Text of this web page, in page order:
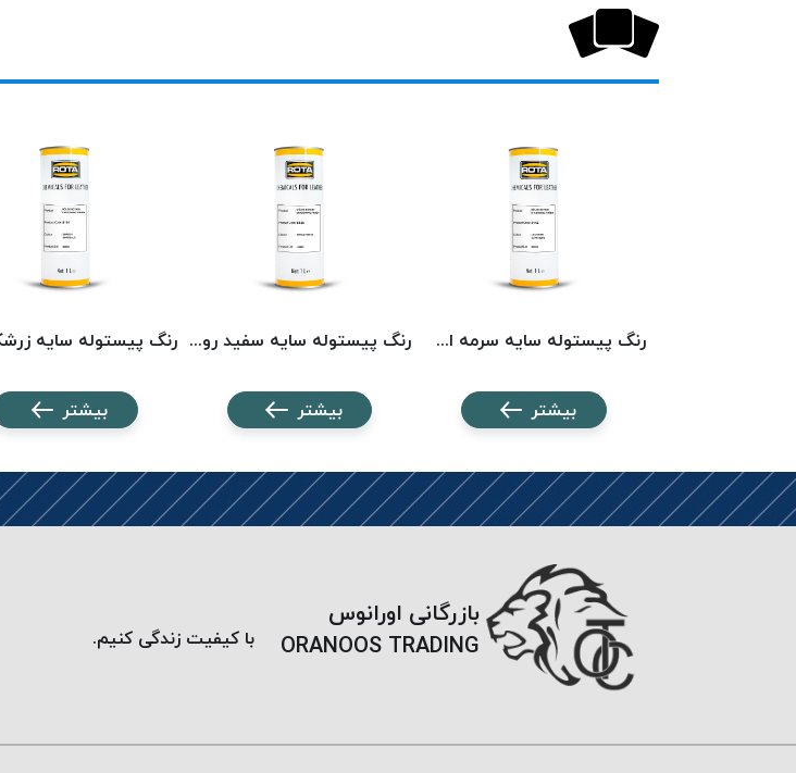
رنگ پیستوله سایه سرمه ای روتا 5142 ROTA
بیشتر
رنگ پیستوله سایه سفید روتا 5136 ROTA
بیشتر بیشتر
بازرگانی اورانوس
ORANOOS TRADING
با کیفیت زندگی کنیم.